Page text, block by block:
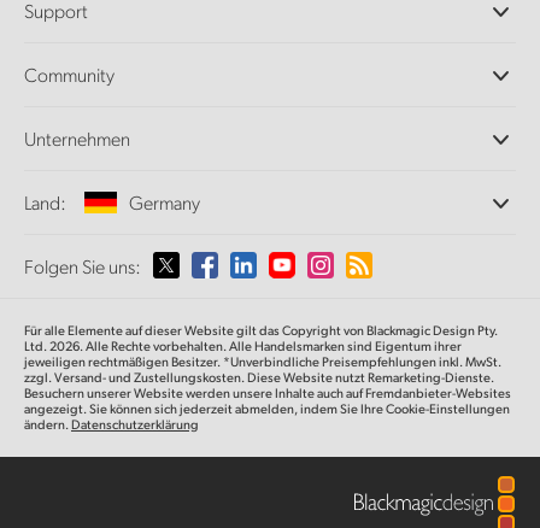
DaVinci Resolve und Fusion Software
Ultimatte
Aufzeichnung und Wiedergabe
Norm- und Formatwandlung
Netzwerkspeicher
Signalverteilung und Distribution
Streaming und Encoding
Support
Support-Center
Community
Unternehmen
Informationen über uns
Medien
Land: Germany
Wählen Sie Ihr Land aus
Australia
Austria
Folgen Sie uns:
Für alle Elemente auf dieser Website gilt das Copyright von Blackmagic Design Pty.
Ltd. 2026. Alle Rechte vorbehalten. Alle Handelsmarken sind Eigentum ihrer
jeweiligen rechtmäßigen Besitzer. *Unverbindliche Preisempfehlungen inkl. MwSt.
zzgl. Versand- und Zustellungskosten. Diese Website nutzt Remarketing-Dienste.
Besuchern unserer Website werden unsere Inhalte auch auf Fremdanbieter-Websites
angezeigt. Sie können sich jederzeit abmelden, indem Sie Ihre Cookie-Einstellungen
ändern.Datenschutzerklärung